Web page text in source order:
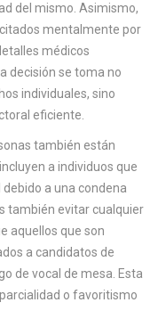
del mismo. Asimismo,
mentalmente por
médicos
decisión se toma no
individuales, sino
eficiente.
también están
a individuos que
a una condena
también evitar cualquier
aquellos que son
a candidatos de
de vocal de mesa. Esta
o favoritismo